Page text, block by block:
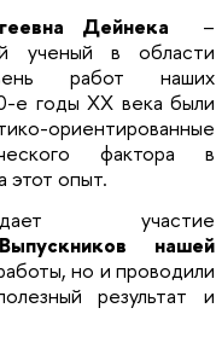
Дейнека
–
ученый в области
работ наших
е годы ХХ века были
ориентированные
фактора в
этот опыт.
участие
нашей
но и проводили
результат и